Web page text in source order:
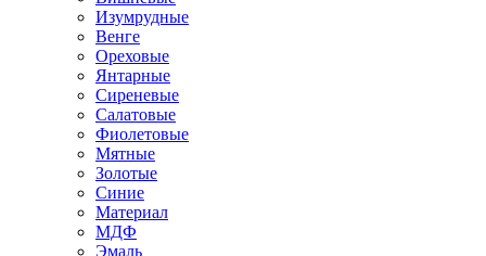
Изумрудные
Венге
Ореховые
Янтарные
Сиреневые
Салатовые
Фиолетовые
Мятные
Золотые
Синие
Материал
МДФ
Эмаль